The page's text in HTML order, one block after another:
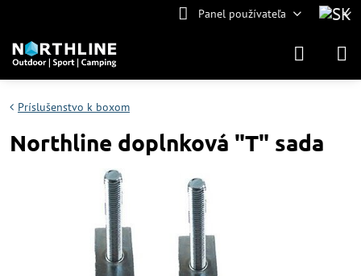
Panel používateľa
Príslušenstvo k boxom
Northline doplnková "T" sada